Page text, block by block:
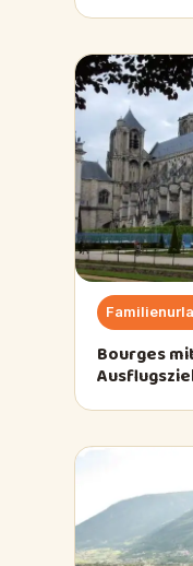
Bourges